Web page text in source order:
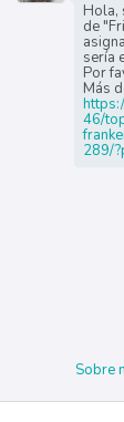
Hola,
de
sería
Por
Más
46/
289/
Sobre